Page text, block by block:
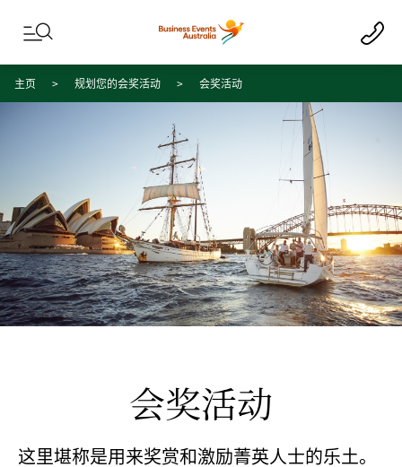
Skip to content
Skip to footer navigation
主页 规划您的会奖活动 会奖活动
会奖活动
这里堪称是用来奖赏和激励菁英人士的乐土。